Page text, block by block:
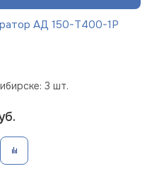
АД 150-Т400-1Р
3 шт.